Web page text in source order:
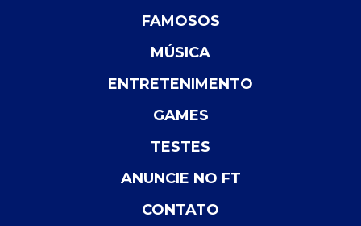
FAMOSOS
MÚSICA
ENTRETENIMENTO
GAMES
TESTES
ANUNCIE NO FT
CONTATO